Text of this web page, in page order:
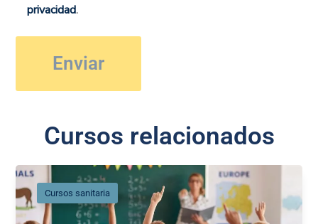
privacidad.
Cursos relacionados
Cursos sanitaria